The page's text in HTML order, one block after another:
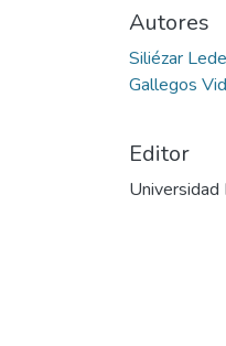
Autores
Siliézar
Gallegos
Editor
Universidad